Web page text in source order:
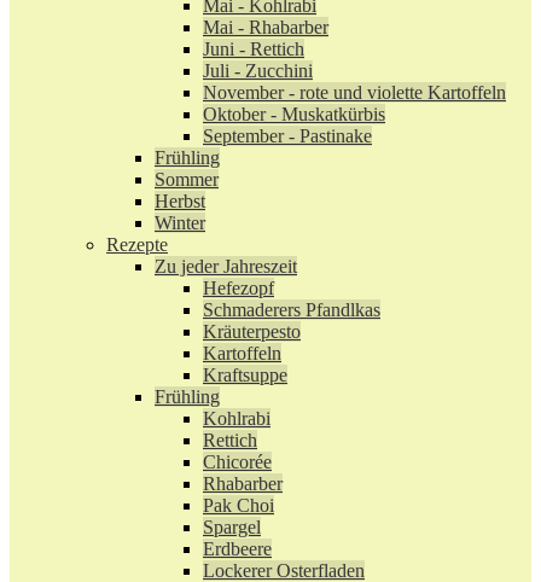
Mai - Kohlrabi
Mai - Rhabarber
Juni - Rettich
Juli - Zucchini
November - rote und violette Kartoffeln
Oktober - Muskatkürbis
September - Pastinake
Frühling
Sommer
Herbst
Winter
Rezepte
Zu jeder Jahreszeit
Hefezopf
Schmaderers Pfandlkas
Kräuterpesto
Kartoffeln
Kraftsuppe
Frühling
Kohlrabi
Rettich
Chicorée
Rhabarber
Pak Choi
Spargel
Erdbeere
Lockerer Osterfladen